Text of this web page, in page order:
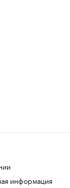
информация